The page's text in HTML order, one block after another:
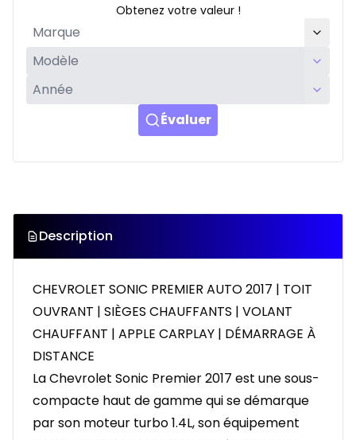
Obtenez votre valeur !
Évaluer
Description
CHEVROLET SONIC PREMIER AUTO 2017 | TOIT
OUVRANT | SIÈGES CHAUFFANTS | VOLANT
CHAUFFANT | APPLE CARPLAY | DÉMARRAGE À
DISTANCE
La Chevrolet Sonic Premier 2017 est une sous-
compacte haut de gamme qui se démarque
par son moteur turbo 1.4L, son équipement